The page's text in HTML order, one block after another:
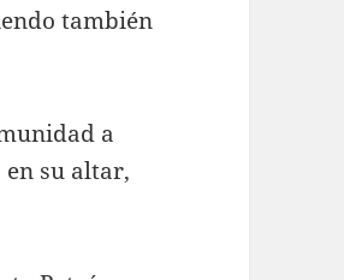
también
a
su altar,